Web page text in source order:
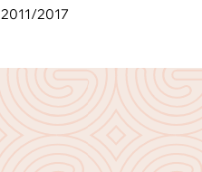
2011/2017